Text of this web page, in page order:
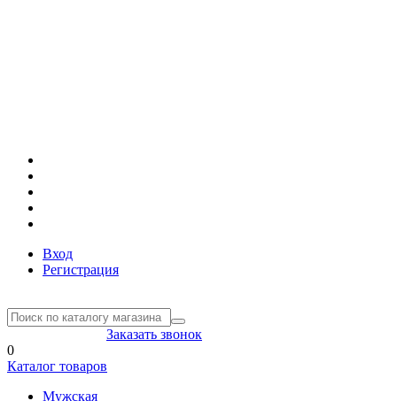
Вход
Регистрация
Заказать звонок
0
Каталог товаров
Мужская